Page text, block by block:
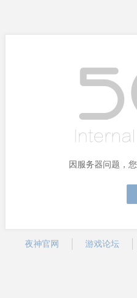
因服务器问题，
夜神官网 游戏论坛